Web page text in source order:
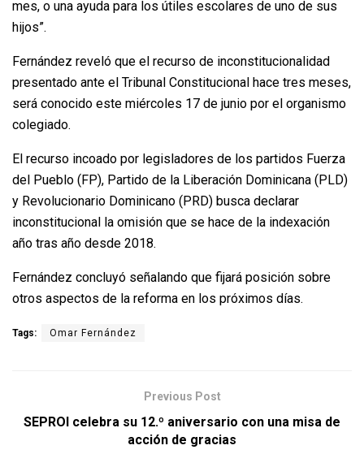
mes, o una ayuda para los útiles escolares de uno de sus
hijos”.
Fernández reveló que el recurso de inconstitucionalidad
presentado ante el Tribunal Constitucional hace tres meses,
será conocido este miércoles 17 de junio por el organismo
colegiado.
El recurso incoado por legisladores de los partidos Fuerza
del Pueblo (FP), Partido de la Liberación Dominicana (PLD)
y Revolucionario Dominicano (PRD) busca declarar
inconstitucional la omisión que se hace de la indexación
año tras año desde 2018.
Fernández concluyó señalando que fijará posición sobre
otros aspectos de la reforma en los próximos días.
Tags: Omar Fernández
Previous Post
SEPROI celebra su 12.º aniversario con una misa de
acción de gracias